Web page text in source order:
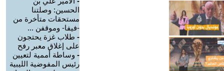
الحسين: وصلتنا
مستحقات متأخرة من
-فيفا- وموقفن ...
- طلاب غزة يحتجون
على إغلاق معبر رفح
- وساطة أممية لتعيين
رئيس المفوضية الليبية